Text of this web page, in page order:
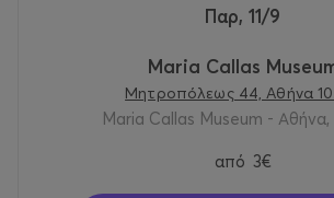
Παρ, 11/9
Maria Callas
Μητροπόλεως 44, Αθήνα
Maria Callas Museum - Αθήνα,
από 3€